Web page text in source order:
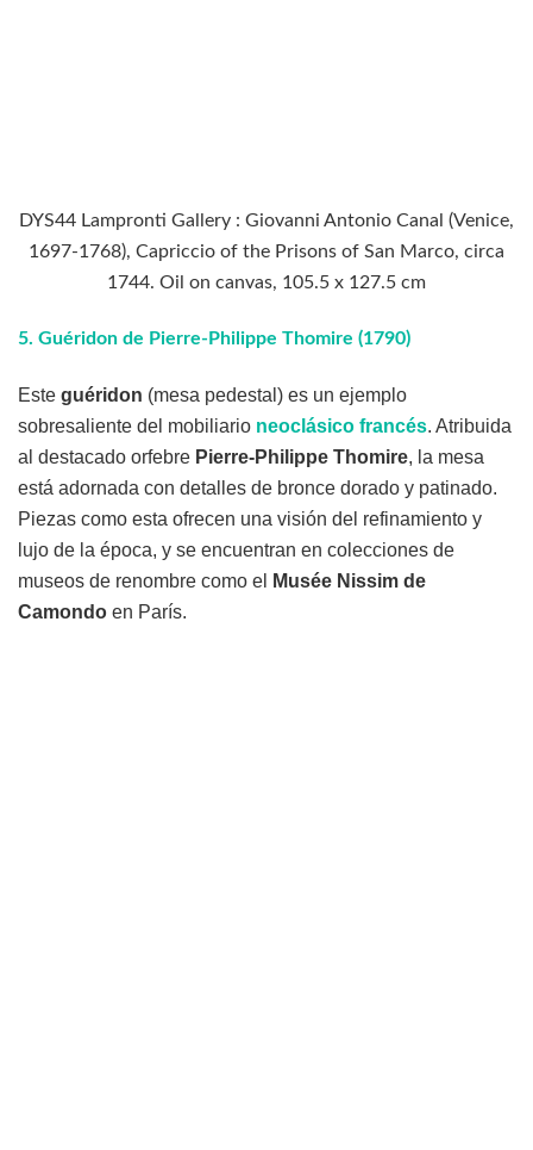
DYS44 Lampronti Gallery : Giovanni Antonio Canal (Venice,
1697-1768), Capriccio of the Prisons of San Marco, circa
1744. Oil on canvas, 105.5 x 127.5 cm
5. Guéridon de Pierre-Philippe Thomire (1790)
Este guéridon (mesa pedestal) es un ejemplo
sobresaliente del mobiliario neoclásico francés. Atribuida
al destacado orfebre Pierre-Philippe Thomire, la mesa
está adornada con detalles de bronce dorado y patinado.
Piezas como esta ofrecen una visión del refinamiento y
lujo de la época, y se encuentran en colecciones de
museos de renombre como el
Musée Nissim de
Camondo en París.